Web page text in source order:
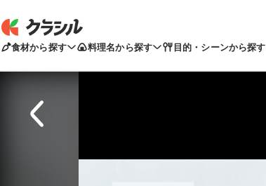
食材から探す 料理名から探す 目的・シーンから探す